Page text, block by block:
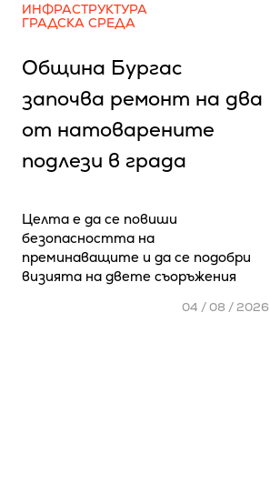
ИНФРАСТРУКТУРА
ГРАДСКА СРЕДА
Община Бургас
започва ремонт на два
от натоварените
подлези в града
Целта е да се повиши
безопасността на
преминаващите и да се подобри
визията на двете съоръжения
04 / 08 / 2026